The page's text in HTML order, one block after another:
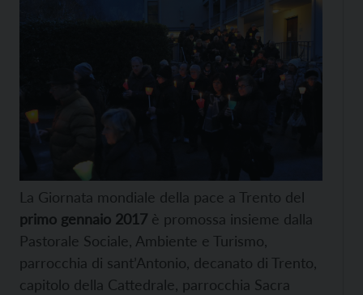
La Giornata mondiale della pace a Trento del
primo gennaio 2017 è promossa insieme dalla
Pastorale Sociale, Ambiente e Turismo,
parrocchia di sant’Antonio, decanato di Trento,
capitolo della Cattedrale, parrocchia Sacra